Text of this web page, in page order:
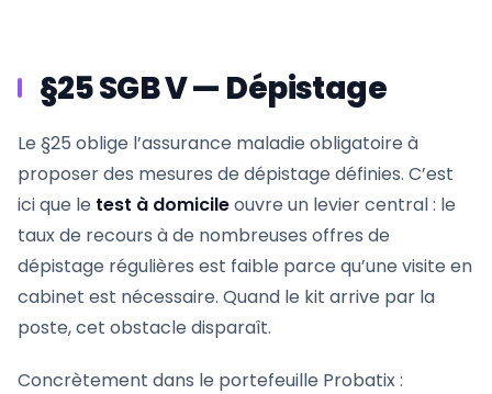
§25 SGB V — Dépistage
Le §25 oblige l’assurance maladie obligatoire à
proposer des mesures de dépistage définies. C’est
ici que le test à domicileouvre un levier central : le
taux de recours à de nombreuses offres de
dépistage régulières est faible parce qu’une visite en
cabinet est nécessaire. Quand le kit arrive par la
poste, cet obstacle disparaît.
Concrètement dans le portefeuille Probatix :